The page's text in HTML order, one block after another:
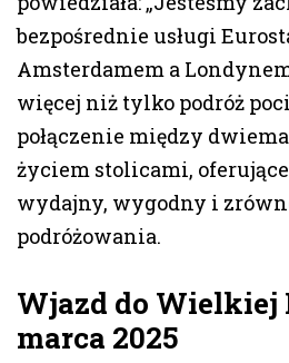
bezpośrednie usługi
Amsterdamem a
więcej niż tylko podróż
połączenie między
życiem stolicami,
wydajny, wygodny i
podróżowania.
Wjazd do Wielkiej
marca 2025